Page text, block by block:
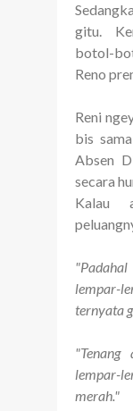
gitu.
botol-
Reno
Reni
bis
Absen
secara
Kalau
lempar-
ternyata
lempar-
merah."